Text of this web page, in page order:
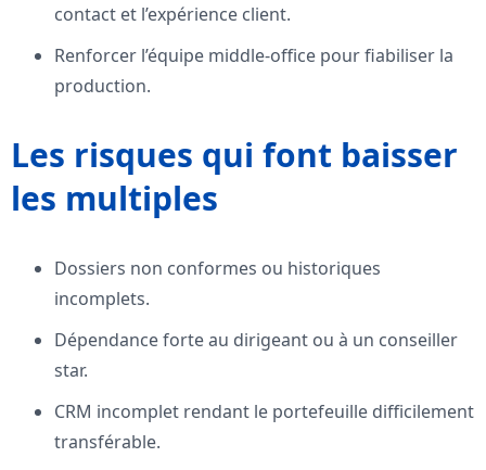
contact et l’expérience client.
Renforcer l’équipe middle-office pour fiabiliser la
production.
Les risques qui font baisser
les multiples
Dossiers non conformes ou historiques
incomplets.
Dépendance forte au dirigeant ou à un conseiller
star.
CRM incomplet rendant le portefeuille difficilement
transférable.